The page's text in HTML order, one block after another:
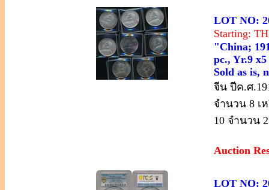
LOT NO:
Starting:
"China;
pc., Yr.9
Sold as is,
จีน ปีค.ศ
จำนวน 8 เ
10 จำนวน
Auction
LOT NO: